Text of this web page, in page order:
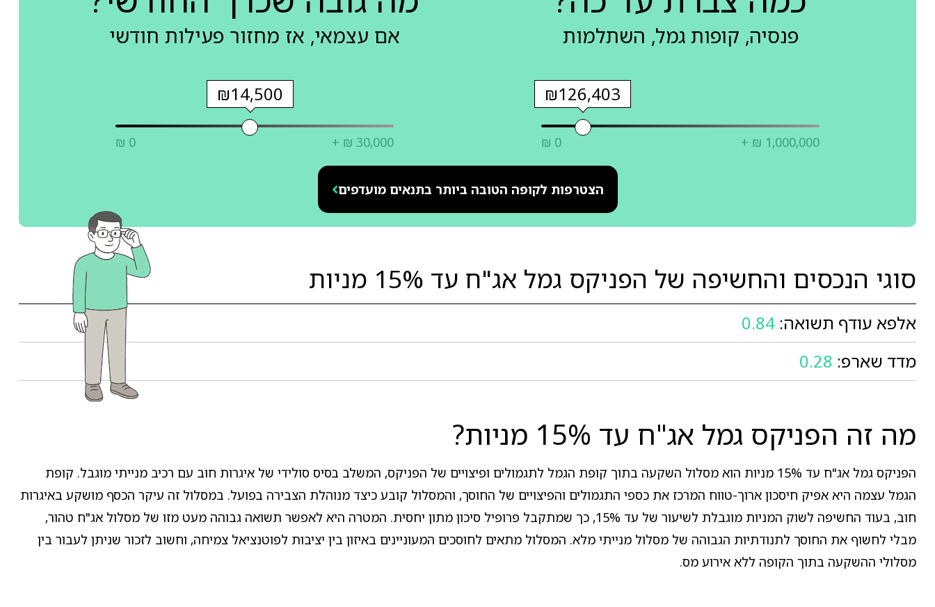
פנסיה, קופות גמל, השתלמות
₪126,403
₪ 0 + ₪ 1,000,000
אם עצמאי, אז מחזור פעילות חודשי
₪14,500
₪ 0 + ₪ 30,000
הצטרפות לקופה הטובה ביותר בתנאים מועדפים
סוגי הנכסים והחשיפה של הפניקס גמל אג"ח עד 15% מניות
אלפא עודף תשואה: 0.84
מדד שארפ: 0.28
מה זה הפניקס גמל אג"ח עד 15% מניות?
הפניקס גמל אג"ח עד 15% מניות הוא מסלול השקעה בתוך קופת הגמל לתגמולים ופיצויים של הפניקס, המשלב בסיס סולידי של איגרות חוב עם רכיב מנייתי מוגבל. קופת
הגמל עצמה היא אפיק חיסכון ארוך-טווח המרכז את כספי התגמולים והפיצויים של החוסך, והמסלול קובע כיצד מנוהלת הצבירה בפועל. במסלול זה עיקר הכסף מושקע באיגרות
חוב, בעוד החשיפה לשוק המניות מוגבלת לשיעור של עד 15%, כך שמתקבל פרופיל סיכון מתון יחסית. המטרה היא לאפשר תשואה גבוהה מעט מזו של מסלול אג"ח טהור,
מבלי לחשוף את החוסך לתנודתיות הגבוהה של מסלול מנייתי מלא. המסלול מתאים לחוסכים המעוניינים באיזון בין יציבות לפוטנציאל צמיחה, וחשוב לזכור שניתן לעבור בין
מסלולי ההשקעה בתוך הקופה ללא אירוע מס.